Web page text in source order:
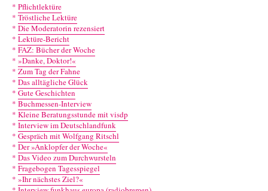
* Pflichtlektüre
* Tröstliche Lektüre
* Die Moderatorin rezensiert
* Lektüre-Bericht
* FAZ: Bücher der Woche
* »Danke, Doktor!«
* Zum Tag der Fahne
* Das alltägliche Glück
* Gute Geschichten
* Buchmessen-Interview
* Kleine Beratungsstunde mit visdp
* Interview im Deutschlandfunk
* Gespräch mit Wolfgang Ritschl
* Der »Anklopfer der Woche«
* Das Video zum Durchwursteln
* Fragebogen Tagesspiegel
* »Ihr nächstes Ziel?«